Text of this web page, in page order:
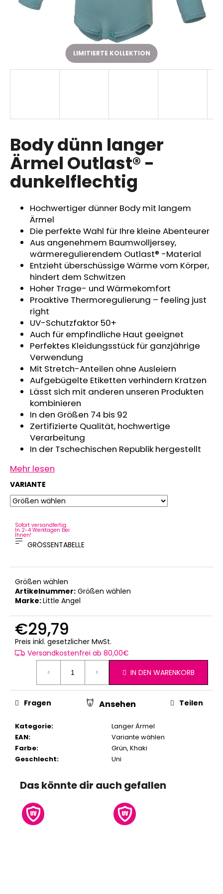
Body dünn langer
Ärmel Outlast® -
dunkelflechtig
Hochwertiger dünner Body mit langem
Ärmel
Die perfekte Wahl für Ihre kleine Abenteurer
Aus angenehmem Baumwolljersey,
wärmeregulierendem Outlast® -Material
Entzieht überschüssige Wärme vom Körper,
hindert dem Schwitzen
Hoher Trage- und Wärmekomfort
Proaktive Thermoregulierung – feeling just
right
UV-Schutzfaktor 50+
Auch für empfindliche Haut geeignet
Perfektes Kleidungsstück für ganzjährige
Verwendung
Mit Stretch-Anteilen ohne Ausleiern
Aufgebügelte Etiketten verhindern Kratzen
Lässt sich mit anderen unseren Produkten
kombinieren
In den Größen 74 bis 92
Zertifizierte Qualität, hochwertige
Verarbeitung
In der Tschechischen Republik hergestellt
Mehr lesen
VARIANTE
Sofort versandfertig.
In 2-4 Werktagen bei
Ihnen!
GRÖSSENTABELLE
Größen wählen
Artikelnummer: Größen wählen
Marke:Little Angel
€29,79
Preis inkl. gesetzlicher MwSt.
Versandkostenfrei ab 80,00€
IN DEN WARENKORB
Kategorie:
Langer Ärmel
EAN:
Variante wählen
Farbe: Grün, Khaki
Geschlecht: Uni
Fragen Ansehen Teilen
LIMITIERTE KOLLEKTION
Das könnte dir auch gefallen
SUCHEN
p
f
e
h
l
e
MITWACHSHOSE
DENIM
MUSTER
€27,08